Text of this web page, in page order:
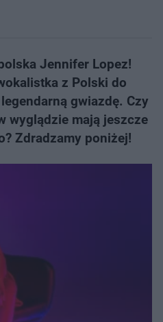
Jennifer Lopez!
z Polski do
gwiazdę. Czy
wyglądzie mają jeszcze
Zdradzamy poniżej!